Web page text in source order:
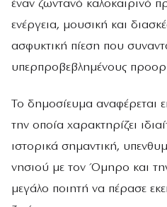
έναν ζωντανό καλοκαιρινό
ενέργεια, μουσική και
ασφυκτική πίεση που
υπερπροβεβλημένους
Το δημοσίευμα αναφέρεται
την οποία χαρακτηρίζει
ιστορικά σημαντική,
νησιού με τον Όμηρο και
μεγάλο ποιητή να πέρασε